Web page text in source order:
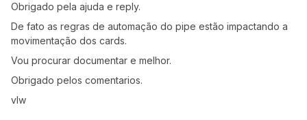
Obrigado pela ajuda e reply.
De fato as regras de automação do pipe estão impactando a
movimentação dos cards.
Vou procurar documentar e melhor.
Obrigado pelos comentarios.
vlw